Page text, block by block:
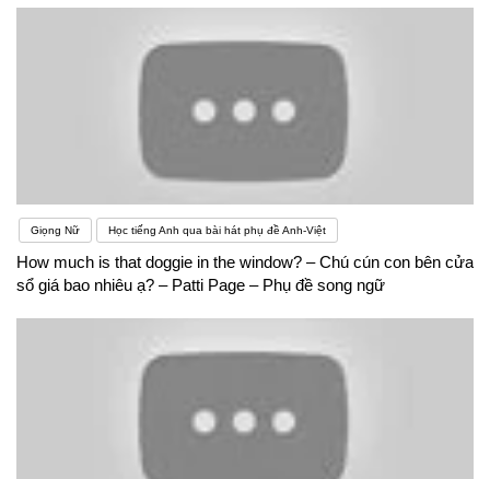
Giọng Nữ Học tiếng Anh qua bài hát phụ đề Anh-Việt
How much is that doggie in the window? – Chú cún con bên cửa
sổ giá bao nhiêu ạ? – Patti Page – Phụ đề song ngữ